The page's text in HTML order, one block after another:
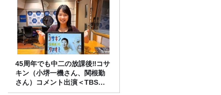
45周年でも中二の放課後‼コサ
キン（小堺一機さん、関根勤
さん）コメント出演＜TBSラ
ジオ番組審議会からのご報告